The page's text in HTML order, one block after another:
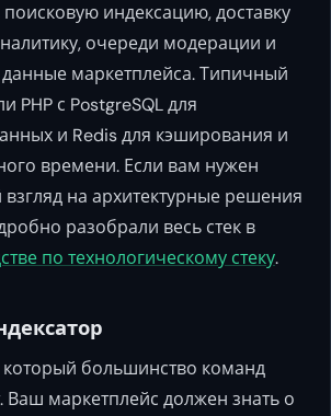
поисковую индексацию, доставку
очереди модерации и
маркетплейса. Типичный
PHP с PostgreSQL для
и Redis для кэширования и
времени. Если вам нужен
взгляд на архитектурные решения
разобрали весь стек в
по технологическому стеку.
большинство команд
Ваш маркетплейс должен знать о